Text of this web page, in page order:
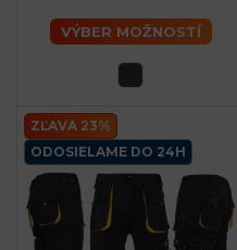
VÝBER MOŽNOSTÍ
ZĽAVA 23%
ODOSIELAME DO 24H